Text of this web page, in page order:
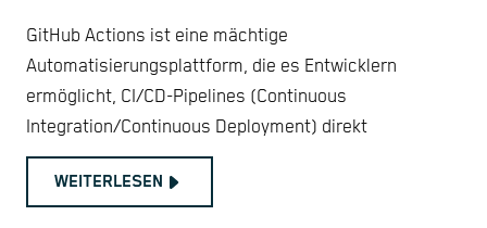
GitHub Actions ist eine mächtige
Automatisierungsplattform, die es Entwicklern
ermöglicht, CI/CD-Pipelines (Continuous
Integration/Continuous Deployment) direkt
WEITERLESEN